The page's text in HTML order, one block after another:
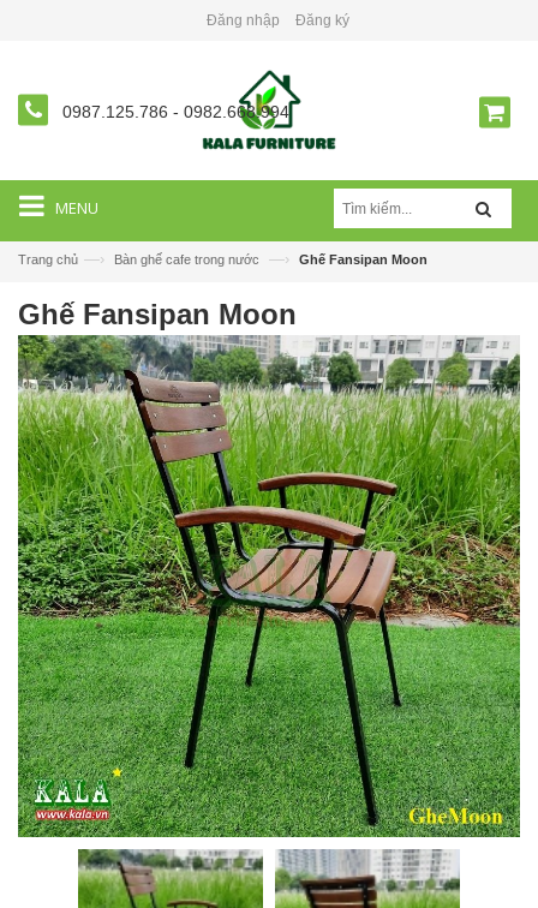
Đăng nhập Đăng ký
0987.125.786 - 0982.668.994
MENU
Trang chủ —› Bàn ghế cafe trong nước —› Ghế Fansipan Moon
Ghế Fansipan Moon